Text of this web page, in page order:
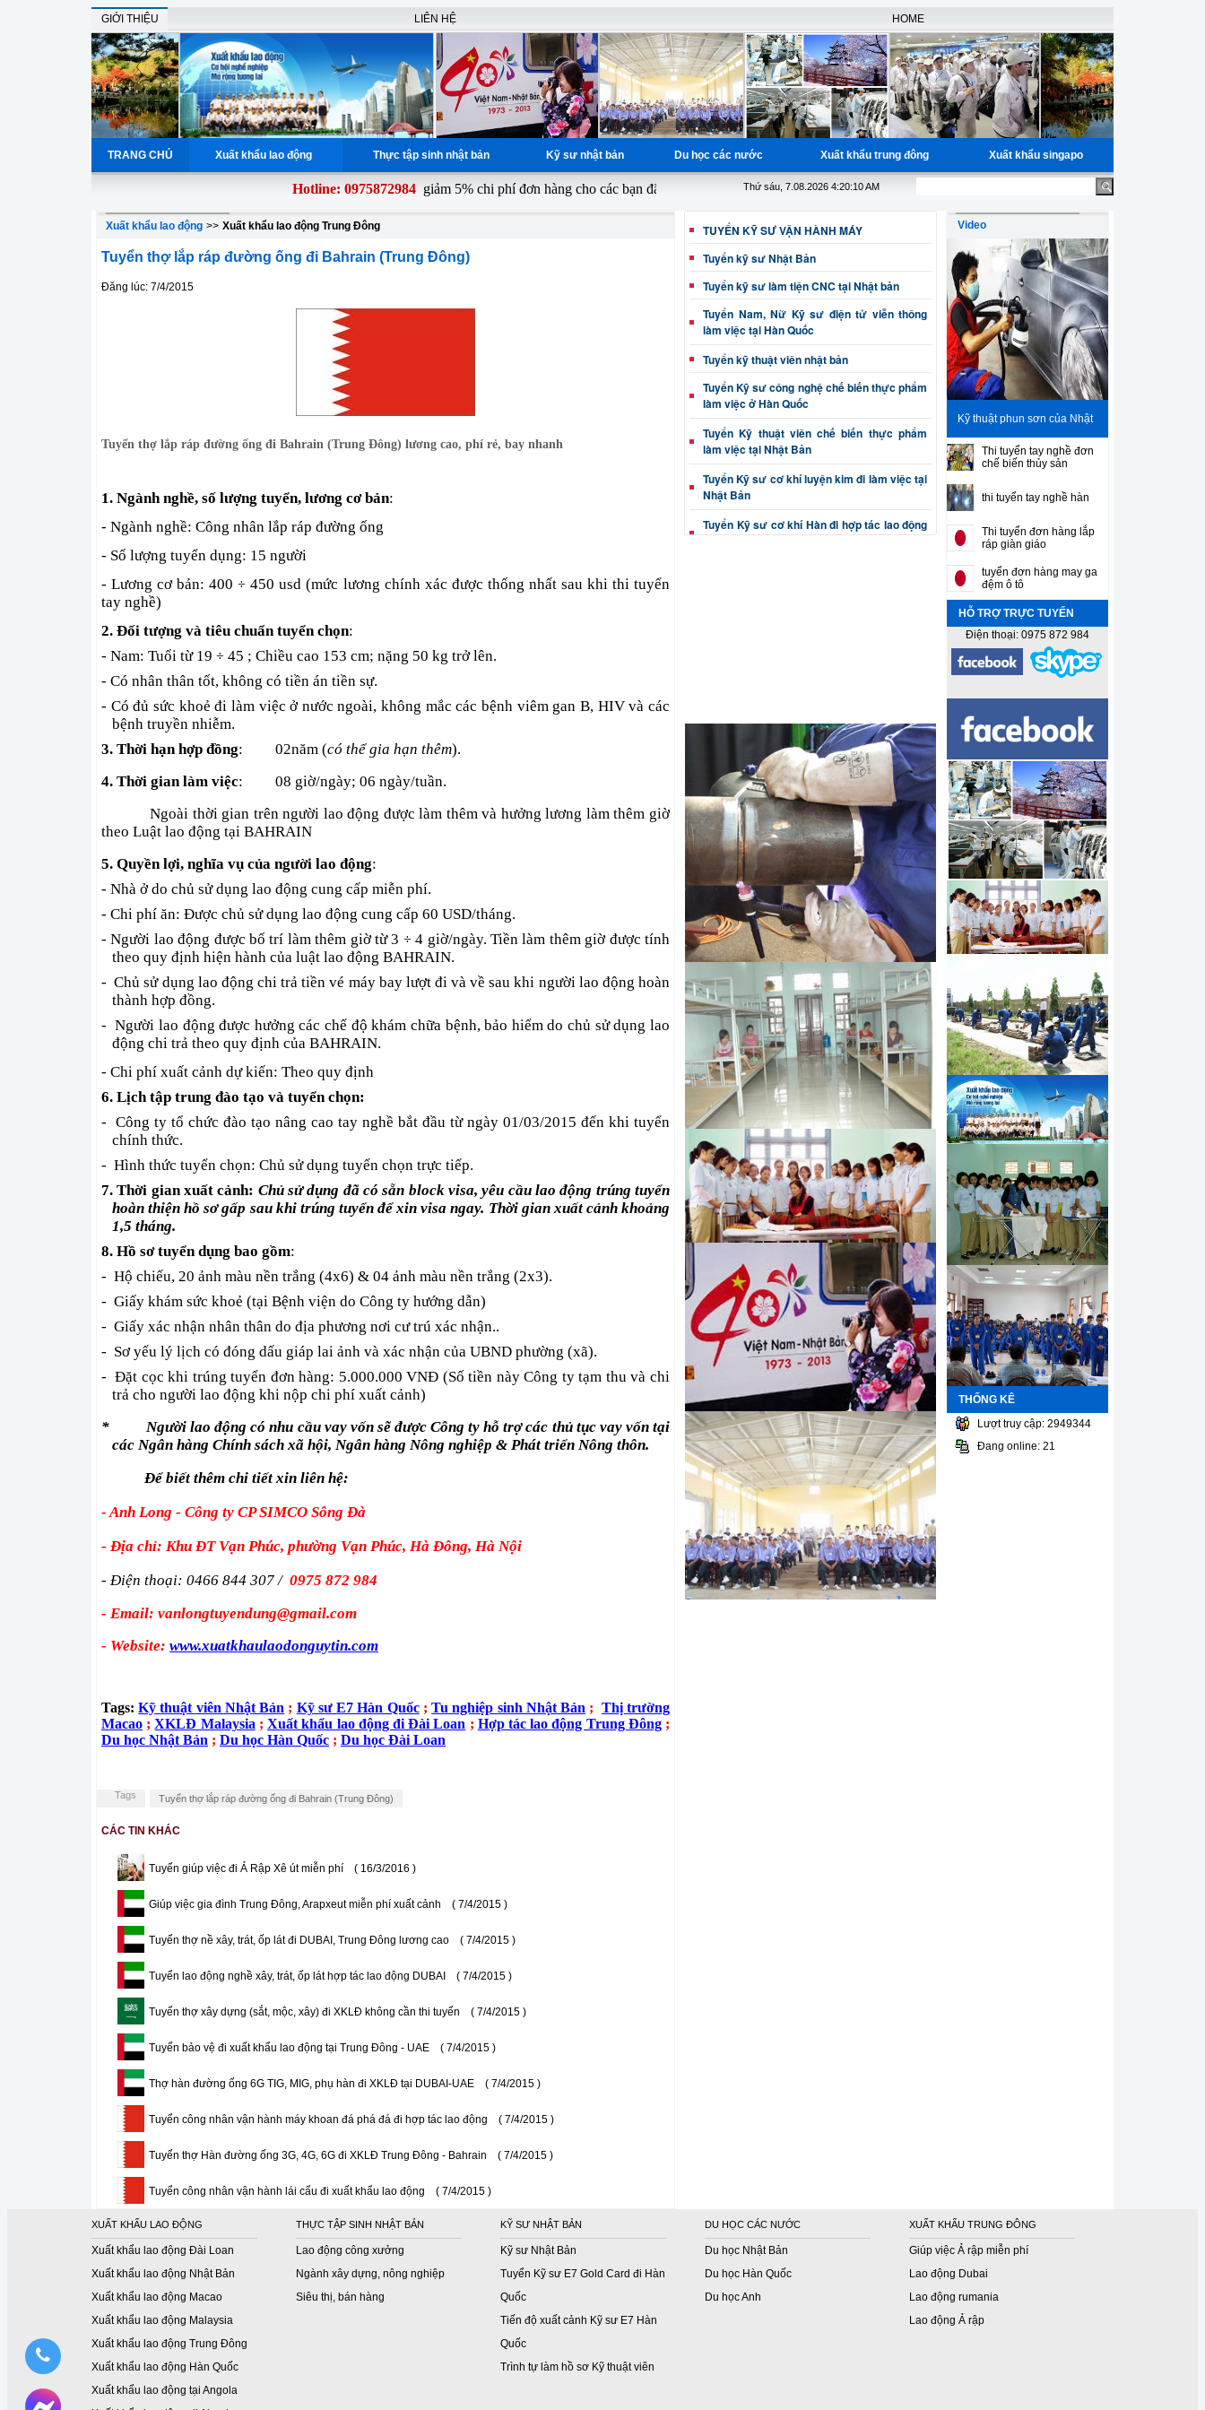
GIỚI THIỆU LIÊN HỆ HOME
TRANG CHỦ Xuất khẩu lao động Thực tập sinh nhật bản Kỹ sư nhật bản Du học các nước Xuất khẩu trung đông Xuất khẩu singapo
Hotline: 0975872984giảm 5% chi phí đơn hàng cho các bạn đăng ký từ ngày 1 - 15 hàng tháng, miễn phí học nguồn cho các bạn đã có đầy đủ giấy tờ, Bao trúng
Thứ sáu, 7.08.2026 4:20:10 AM
Xuất khẩu lao động >> Xuất khẩu lao động Trung Đông
Tuyển thợ lắp ráp đường ống đi Bahrain (Trung Đông)
Đăng lúc: 7/4/2015
Tuyển thợ lắp ráp đường ống đi Bahrain (Trung Đông) lương cao, phí rẻ, bay nhanh
1. Ngành nghề, số lượng tuyển, lương cơ bản:
- Ngành nghề: Công nhân lắp ráp đường ống
- Số lượng tuyển dụng: 15 người
- Lương cơ bản: 400÷ 450 usd (mức lương chính xác được thống nhất sau khi thi tuyển
tay nghề)
2. Đối tượng và tiêu chuẩn tuyển chọn:
- Nam: Tuổi từ 19 ÷ 45 ; Chiều cao 153 cm; nặng 50 kg trở lên.
- Có nhân thân tốt, không có tiền án tiền sự.
- Có đủ sức khoẻ đi làm việc ở nước ngoài, không mắc các bệnh viêm gan B, HIV và các
bệnh truyền nhiễm.
3. Thời hạn hợp đồng: 02năm (có thể gia hạn thêm).
4. Thời gian làm việc:
08 giờ/ngày; 06 ngày/tuần.
Ngoài thời gian trên người lao động được làm thêm và hưởng lương làm thêm giờ
theo Luật lao động tại BAHRAIN
5. Quyền lợi, nghĩa vụ của người lao động:
- Nhà ở do chủ sử dụng lao động cung cấp miễn phí.
- Chi phí ăn: Được chủ sử dụng lao động cung cấp 60 USD/tháng.
- Người lao động được bố trí làm thêm giờ từ 3 ÷ 4 giờ/ngày. Tiền làm thêm giờ được tính
theo quy định hiện hành của luật lao động BAHRAIN.
- Chủ sử dụng lao động chi trả tiền vé máy bay lượt đi và về sau khi người lao động hoàn
thành hợp đồng.
- Người lao động được hưởng các chế độ khám chữa bệnh, bảo hiểm do chủ sử dụng lao
động chi trả theo quy định của BAHRAIN.
- Chi phí xuất cảnh dự kiến: Theo quy định
6. Lịch tập trung đào tạo và tuyển chọn:
- Công ty tổ chức đào tạo nâng cao tay nghề bắt đầu từ ngày 01/03/2015 đến khi tuyển
chính thức.
- Hình thức tuyển chọn: Chủ sử dụng tuyển chọn trực tiếp.
7. Thời gian xuất cảnh: Chủ sử dụng đã có sẵn block visa, yêu cầu lao động trúng tuyển
hoàn thiện hồ sơ gấp sau khi trúng tuyển để xin visa ngay. Thời gian xuất cảnh khoảng
1,5 tháng.
8. Hồ sơ tuyển dụng bao gồm:
- Hộ chiếu, 20 ảnh màu nền trắng (4x6) & 04 ảnh màu nền trắng (2x3).
- Giấy khám sức khoẻ (tại Bệnh viện do Công ty hướng dẫn)
- Giấy xác nhận nhân thân do địa phương nơi cư trú xác nhận..
- Sơ yếu lý lịch có đóng dấu giáp lai ảnh và xác nhận của UBND phường (xã).
- Đặt cọc khi trúng tuyển đơn hàng: 5.000.000 VNĐ (Số tiền này Công ty tạm thu và chi
trả cho người lao động khi nộp chi phí xuất cảnh)
*
Người lao động có nhu cầu vay vốn sẽ được Công ty hỗ trợ các thủ tục vay vốn tại
các Ngân hàng Chính sách xã hội, Ngân hàng Nông nghiệp & Phát triển Nông thôn.
Để biết thêm chi tiết xin liên hệ:
- Anh Long - Công ty CP SIMCO Sông Đà
- Địa chỉ: Khu ĐT Vạn Phúc, phường Vạn Phúc, Hà Đông, Hà Nội
- Điện thoại: 0466 844 307 / 0975 872 984
- Email: vanlongtuyendung@gmail.com
- Website: www.xuatkhaulaodonguytin.com
Tags:Kỹ thuật viên Nhật Bản ; Kỹ sư E7 Hàn Quốc ; Tu nghiệp sinh Nhật Bản ; Thị trường
Macao ; XKLĐ Malaysia ; Xuất khẩu lao động đi Đài Loan ; Hợp tác lao động Trung Đông ;
Du học Nhật Bản ; Du học Hàn Quốc ; Du học Đài Loan
Tags Tuyển thợ lắp ráp đường ống đi Bahrain (Trung Đông)
CÁC TIN KHÁC
Tuyển giúp việc đi Ả Rập Xê út miễn phí ( 16/3/2016 )
Giúp việc gia đình Trung Đông, Arapxeut miễn phí xuất cảnh ( 7/4/2015 )
Tuyển thợ nề xây, trát, ốp lát đi DUBAI, Trung Đông lương cao ( 7/4/2015 )
Tuyển lao động nghề xây, trát, ốp lát hợp tác lao động DUBAI ( 7/4/2015 )
Tuyển thợ xây dựng (sắt, mộc, xây) đi XKLĐ không cần thi tuyển ( 7/4/2015 )
Tuyển bảo vệ đi xuất khẩu lao động tại Trung Đông - UAE ( 7/4/2015 )
Thợ hàn đường ống 6G TIG, MIG, phụ hàn đi XKLĐ tại DUBAI-UAE ( 7/4/2015 )
Tuyển công nhân vận hành máy khoan đá phá đá đi hợp tác lao động ( 7/4/2015 )
Tuyển thợ Hàn đường ống 3G, 4G, 6G đi XKLĐ Trung Đông - Bahrain ( 7/4/2015 )
Tuyển công nhân vận hành lái cẩu đi xuất khẩu lao động ( 7/4/2015 )
TUYỂN KỸ SƯ VẬN HÀNH MÁY
Tuyển kỹ sư Nhật Bản
Tuyển kỹ sư làm tiện CNC tại Nhật bản
Tuyển Nam, Nữ Kỹ sư điện tử viễn thông
làm việc tại Hàn Quốc
Tuyển kỹ thuật viên nhật bản
Tuyển Kỹ sư công nghệ chế biến thực phẩm
làm việc ở Hàn Quốc
Tuyển Kỹ thuật viên chế biến thực phẩm
làm việc tại Nhật Bản
Tuyển Kỹ sư cơ khí luyện kim đi làm việc tại
Nhật Bản
Tuyển Kỹ sư cơ khí Hàn đi hợp tác lao động
xác đi Nhật Bản
Tuyển Kỹ thuật viên thiết kế máy và khuôn
đúc đi Nhật Bản
Tuyển Kỹ sư cơ khí Sơn gò hàn tân trang ô
tô đi Nhật Bản
Tuyển Kỹ sư cơ khí điều khiển máy Hàn tự
động đi Nhật Bản
Kỹ thuật viên cơ khí công nghệ sửa chữa ô
tô đi Nhật Bản
Tuyển Thợ phun sơn đi làm kỹ thuật viên tại
Hàn Quốc
Tuyển Chuyên gia nghề Mạ đi Hàn Quốc
diện E7 Gold Card
Tuyển Kỹ sư cơ khí công nghệ Hàn đi làm
việc tại nước ngoài
Video
Kỹ thuật phun sơn của Nhật
Thi tuyển tay nghề đơn
chế biến thủy sản
thi tuyển tay nghề hàn
Thi tuyển đơn hàng lắp
ráp giàn giáo
tuyển đơn hàng may ga
đệm ô tô
HỖ TRỢ TRỰC TUYẾN
Điện thoại: 0975 872 984
THỐNG KÊ
Lượt truy cập: 2949344
Đang online: 21
XUẤT KHẨU LAO ĐỘNG
Xuất khẩu lao động Đài Loan
Xuất khẩu lao động Nhật Bản
Xuất khẩu lao động Macao
Xuất khẩu lao động Malaysia
Xuất khẩu lao động Trung Đông
Xuất khẩu lao động Hàn Quốc
Xuất khẩu lao động tại Angola
THỰC TẬP SINH NHẬT BẢN
Lao động công xưởng
Ngành xây dựng, nông nghiệp
Siêu thị, bán hàng
KỸ SƯ NHẬT BẢN
Kỹ sư Nhật Bản
Tuyển Kỹ sư E7 Gold Card đi Hàn
Quốc
Tiến độ xuất cảnh Kỹ sư E7 Hàn
Quốc
Trình tự làm hồ sơ Kỹ thuật viên
DU HỌC CÁC NƯỚC
Du học Nhật Bản
Du học Hàn Quốc
Du học Anh
XUẤT KHẨU TRUNG ĐÔNG
Giúp việc Ả rập miễn phí
Lao động Dubai
Lao động rumania
Lao động Ả rập